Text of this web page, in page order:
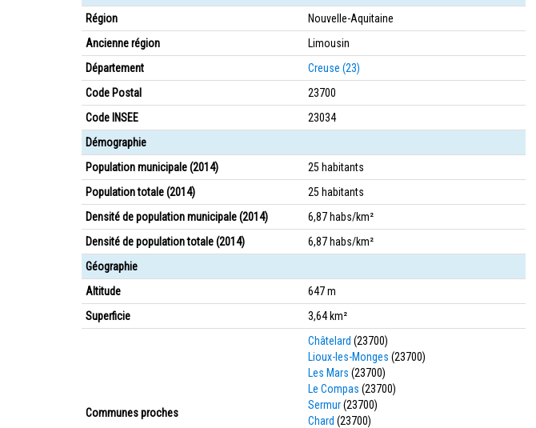
Région
Nouvelle-Aquitaine
Ancienne région
Limousin
Département
Creuse (23)
Code Postal
23700
Code INSEE
23034
Démographie
Population municipale (2014)
25 habitants
Population totale (2014)
25 habitants
Densité de population municipale (2014)
6,87 habs/km²
Densité de population totale (2014)
6,87 habs/km²
Géographie
Altitude
647 m
Superficie
3,64 km²
Communes proches
Châtelard (23700)
Lioux-les-Monges (23700)
Les Mars (23700)
Le Compas (23700)
Sermur(23700)
Chard (23700)